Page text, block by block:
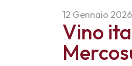
12 Gennaio 2026
Vino